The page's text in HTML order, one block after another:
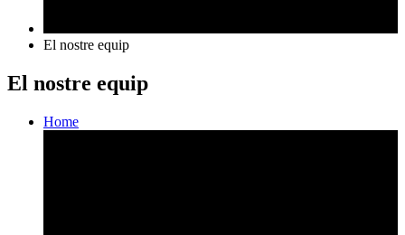
El nostre equip
El nostre equip
Home